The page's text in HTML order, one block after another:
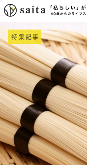
特集記事